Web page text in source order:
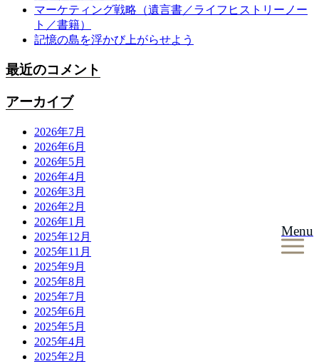
Menu
マーケティング戦略（遺言書／ライフヒストリーノー
ト／書籍）
記憶の島を浮かび上がらせよう
最近のコメント
アーカイブ
2026年7月
2026年6月
2026年5月
2026年4月
2026年3月
2026年2月
2026年1月
2025年12月
2025年11月
2025年9月
2025年8月
2025年7月
2025年6月
2025年5月
2025年4月
2025年2月